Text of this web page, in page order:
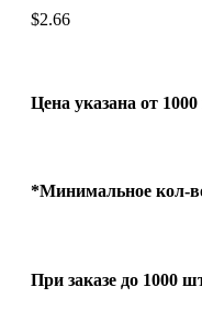
$2.66
Цена указана от
*Минимальное кол-
При заказе до 1000